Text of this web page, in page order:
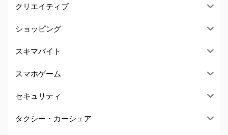
クリエイティブ
ショッピング
スキマバイト
スマホゲーム
セキュリティ
タクシー・カーシェア